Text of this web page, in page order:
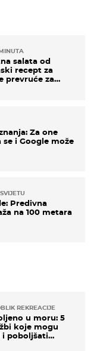
REKREACIJE
u moru: 5
koje mogu
poboljšati
salata od
recept za
prevruće za
Za one
i Google može
Predivna
na 100 metara